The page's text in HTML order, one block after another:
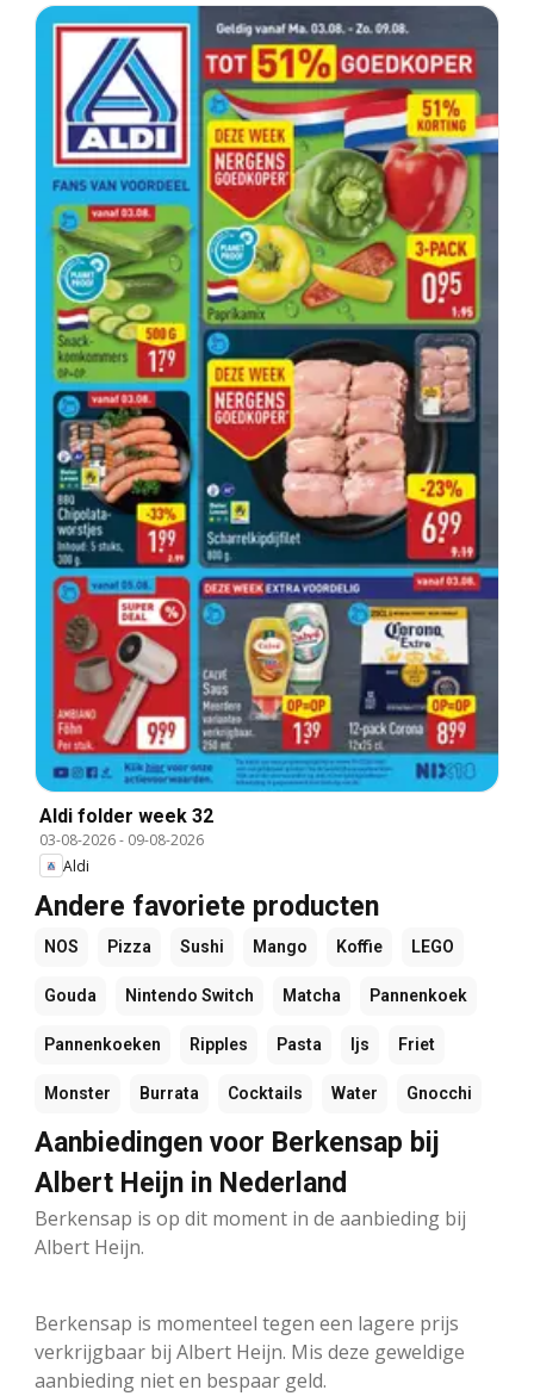
Aldi folder week 32
03-08-2026- 09-08-2026
Aldi
Andere favoriete producten
NOS Pizza Sushi Mango Koffie LEGO
Gouda Nintendo Switch Matcha Pannenkoek
Pannenkoeken Ripples Pasta Ijs Friet
Monster Burrata Cocktails Water Gnocchi
Aanbiedingen voor Berkensap bij
Albert Heijn in Nederland
Berkensap is op dit moment in de aanbieding bij
Albert Heijn.
Berkensap is momenteel tegen een lagere prijs
verkrijgbaar bij Albert Heijn. Mis deze geweldige
aanbieding niet en bespaar geld.